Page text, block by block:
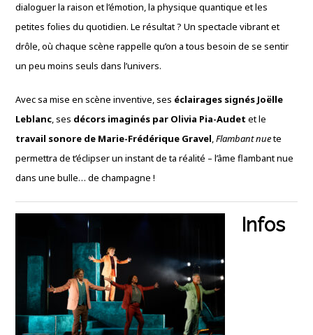
dialoguer la raison et l’émotion, la physique quantique et les
petites folies du quotidien. Le résultat ? Un spectacle vibrant et
drôle, où chaque scène rappelle qu’on a tous besoin de se sentir
un peu moins seuls dans l’univers.
Avec sa mise en scène inventive, ses éclairages signés Joëlle
Leblanc, ses décors imaginés par Olivia Pia-Audet et le
travail sonore de Marie-Frédérique Gravel,Flambant nuete
permettra de t’éclipser un instant de ta réalité – l’âme flambant nue
dans une bulle… de champagne !
Infos